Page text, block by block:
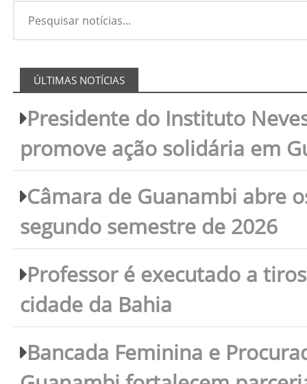
ÚLTIMAS NOTÍCIAS
Presidente do Instituto
promove ação solidária em
Câmara de Guanambi abre
segundo semestre de 2026
Professor é executado a
cidade da Bahia
Bancada Feminina e